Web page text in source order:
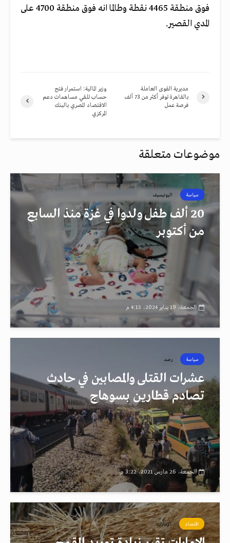
فوق منطقة 4465 نقطة وطالما انه فوق منطقة 4700 على
المدي القصير.
وزير المالية: استمرار فتح
حساب تلقي مساهمات دعم
الاقتصاد المصري بالبنك
المركزي
مديرية القوى العاملة
بالقاهرة توفر أكثر من 73 ألف
فرصة عمل
موضوعات متعلقة
سياسة اليونيسيف
20 ألف طفل ولدوا في غزة منذ السابع
من أكتوبر
الجمعة، 19 يناير 2024، 4:15 م
سياسة رصد
عشرات القتلى والمصابين في حادث
تصادم قطارين بسوهاج
الجمعة، 26 مارس 2021، 3:22 م
اقتصاد الإمارات